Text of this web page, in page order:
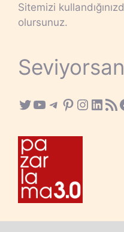
Sitemizi
olursunuz.
Twitter
YouTube
Telegram
Pinterest
RSS